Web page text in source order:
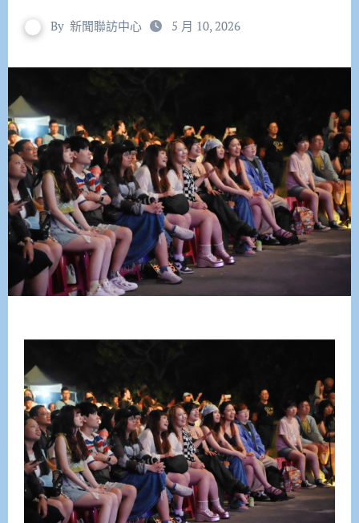
By 新聞聯訪中心 5 月 10, 2026